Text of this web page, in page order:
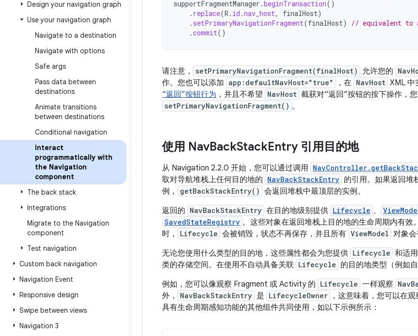
Design your navigation graph
Use your navigation graph
Navigate to a destination
Navigate with options
Safe args
Pass data between
destinations
Animate transitions
between destinations
Conditional navigation
Interact
programmatically with
the Navigation
component
The back stack
Integrations
Migrate to the Navigation
component
Test navigation
Custom back navigation
Navigation Event
Responsive design
Swipe between views
Navigation 3
supportFragmentManager .beginTransaction()
. replace(R . id .nav_host, finalHost)
. setPrimaryNavigationFragment(finalHost)
// equivalent to
.commit()
请注意， setPrimaryNavigationFragment(finalHost) 允许您的
作。您也可以添加 app:defaultNavHost="true" ，在 NavHost XML 中
“返回”按钮行为 ，并且不希望 NavHost 截获对“返回”按钮的按下操作，
setPrimaryNavigationFragment() 。
使用 NavBackStackEntry 引用目的地
从 Navigation 2.2.0 开始，您可以通过调用
取对导航堆栈上任何目的地的 NavBackStackEntry 的引用。如果返回堆
例，
getBackStackEntry() 会返回堆栈中最顶层的实例。
返回的 NavBackStackEntry 在目的地级别提供 Lifecycle 、
SavedStateRegistry 。这些对象在返回堆栈上目的地的生命周期内有效
时，
Lifecycle 会被销毁，状态不再保存，并且所有 ViewModel 对象会
无论您使用什么类型的目的地，这些属性都会为您提供 Lifecycle 和适
类的存储空间。在使用不自动具备关联 Lifecycle 的目的地类型（例如
例如，您可以像观察 Fragment 或 Activity 的 Lifecycle 一样观察
外，
NavBackStackEntry 是 LifecycleOwner ，这意味着，您可以在观
具有生命周期感知功能的其他组件共同使用，如以下示例所示：